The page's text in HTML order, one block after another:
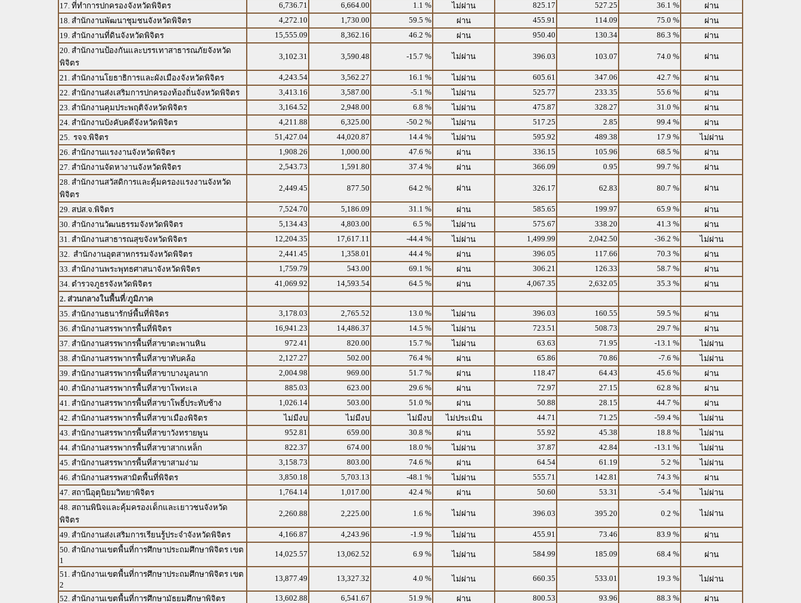
17. ที่ทำการปกครองจังหวัดพิจิตร
6,736.71 6,664.00 1.1 % ไม่ผ่าน 825.17 527.25 36.1 %
ผ่าน
18. สำนักงานพัฒนาชุมชนจังหวัดพิจิตร
4,272.10 1,730.00 59.5 % ผ่าน 455.91 114.09 75.0 %
ผ่าน
19. สำนักงานที่ดินจังหวัดพิจิตร
15,555.09 8,362.16 46.2 % ผ่าน 950.40 130.34 86.3 %
ผ่าน
20. สำนักงานป้องกันและบรรเทาสาธารณภัยจังหวัด
พิจิตร
3,102.31 3,590.48 -15.7 % ไม่ผ่าน 396.03 103.07 74.0 % ผ่าน
21. สำนักงานโยธาธิการและผังเมืองจังหวัดพิจิตร 4,243.54 3,562.27 16.1 % ไม่ผ่าน 605.61 347.06 42.7 %
ผ่าน
22. สำนักงานส่งเสริมการปกครองท้องถิ่นจังหวัดพิจิตร
3,413.16 3,587.00 -5.1 % ไม่ผ่าน 525.77 233.35 55.6 %
ผ่าน
23. สำนักงานคุมประพฤติจังหวัดพิจิตร
3,164.52 2,948.00 6.8 % ไม่ผ่าน 475.87 328.27 31.0 %
ผ่าน
24. สำนักงานบังคับคดีจังหวัดพิจิตร
4,211.88 6,325.00 -50.2 % ไม่ผ่าน 517.25 2.85 99.4 %
ผ่าน
25. รจจ.พิจิตร
51,427.04 44,020.87 14.4 % ไม่ผ่าน 595.92 489.38 17.9 %
ไม่ผ่าน
26. สำนักงานแรงงานจังหวัดพิจิตร
1,908.26 1,000.00 47.6 % ผ่าน 336.15 105.96 68.5 %
ผ่าน
27. สำนักงานจัดหางานจังหวัดพิจิตร
2,543.73 1,591.80 37.4 % ผ่าน 366.09 0.95 99.7 %
ผ่าน
28. สำนักงานสวัสดิการและคุ้มครองแรงงานจังหวัด
พิจิตร
2,449.45 877.50 64.2 % ผ่าน 326.17 62.83 80.7 % ผ่าน
29. สปส.จ.พิจิตร 7,524.70 5,186.09 31.1 % ผ่าน 585.65 199.97 65.9 %
ผ่าน
30. สำนักงานวัฒนธรรมจังหวัดพิจิตร
5,134.43 4,803.00 6.5 % ไม่ผ่าน 575.67 338.20 41.3 %
ผ่าน
31. สำนักงานสาธารณสุขจังหวัดพิจิตร
12,204.35 17,617.11 -44.4 % ไม่ผ่าน 1,499.99 2,042.50 -36.2 %
ไม่ผ่าน
32. สำนักงานอุตสาหกรรมจังหวัดพิจิตร
2,441.45 1,358.01 44.4 % ผ่าน 396.05 117.66 70.3 %
ผ่าน
33. สำนักงานพระพุทธศาสนาจังหวัดพิจิตร
1,759.79 543.00 69.1 % ผ่าน 306.21 126.33 58.7 %
ผ่าน
34. ตำรวจภูธรจังหวัดพิจิตร
41,069.92 14,593.54 64.5 % ผ่าน 4,067.35 2,632.05 35.3 %
ผ่าน
2. ส่วนกลางในพื้นที่/ภูมิภาค
35. สำนักงานธนารักษ์พื้นที่พิจิตร
3,178.03 2,765.52 13.0 % ไม่ผ่าน 396.03 160.55 59.5 %
ผ่าน
36. สำนักงานสรรพากรพื้นที่พิจิตร
16,941.23 14,486.37 14.5 % ไม่ผ่าน 723.51 508.73 29.7 %
ผ่าน
37. สำนักงานสรรพากรพื้นที่สาขาตะพานหิน
972.41 820.00 15.7 % ไม่ผ่าน 63.63 71.95 -13.1 %
ไม่ผ่าน
38. สำนักงานสรรพากรพื้นที่สาขาทับคล้อ
2,127.27 502.00 76.4 % ผ่าน 65.86 70.86 -7.6 %
ไม่ผ่าน
39. สำนักงานสรรพากรพื้นที่สาขาบางมูลนาก
2,004.98 969.00 51.7 % ผ่าน 118.47 64.43 45.6 %
ผ่าน
40. สำนักงานสรรพากรพื้นที่สาขาโพทะเล
885.03 623.00 29.6 % ผ่าน 72.97 27.15 62.8 %
ผ่าน
41. สำนักงานสรรพากรพื้นที่สาขาโพธิ์ประทับช้าง
1,026.14 503.00 51.0 % ผ่าน 50.88 28.15 44.7 %
ผ่าน
42. สำนักงานสรรพากรพื้นที่สาขาเมืองพิจิตร
ไม่มีงบ ไม่มีงบ ไม่มีงบ ไม่ประเมิน 44.71 71.25 -59.4 %
ไม่ผ่าน
43. สำนักงานสรรพากรพื้นที่สาขาวังทรายพูน
952.81 659.00 30.8 % ผ่าน 55.92 45.38 18.8 %
ไม่ผ่าน
44. สำนักงานสรรพากรพื้นที่สาขาสากเหล็ก
822.37 674.00 18.0 % ไม่ผ่าน 37.87 42.84 -13.1 %
ไม่ผ่าน
45. สำนักงานสรรพากรพื้นที่สาขาสามง่าม
3,158.73 803.00 74.6 % ผ่าน 64.54 61.19 5.2 %
ไม่ผ่าน
46. สำนักงานสรรพสามิตพื้นที่พิจิตร
3,850.18 5,703.13 -48.1 % ไม่ผ่าน 555.71 142.81 74.3 %
ผ่าน
47. สถานีอุตุนิยมวิทยาพิจิตร
1,764.14 1,017.00 42.4 % ผ่าน 50.60 53.31 -5.4 %
ไม่ผ่าน
48. สถานพินิจและคุ้มครองเด็กและเยาวชนจังหวัด
พิจิตร
2,260.88 2,225.00 1.6 % ไม่ผ่าน 396.03 395.20 0.2 % ไม่ผ่าน
49. สำนักงานส่งเสริมการเรียนรู้ประจำจังหวัดพิจิตร 4,166.87 4,243.96 -1.9 % ไม่ผ่าน 455.91 73.46 83.9 %
ผ่าน
50. สำนักงานเขตพื้นที่การศึกษาประถมศึกษาพิจิตร เขต
1
14,025.57 13,062.52 6.9 % ไม่ผ่าน 584.99 185.09 68.4 % ผ่าน
51. สำนักงานเขตพื้นที่การศึกษาประถมศึกษาพิจิตร เขต
2
13,877.49 13,327.32 4.0 % ไม่ผ่าน 660.35 533.01 19.3 % ไม่ผ่าน
52. สำนักงานเขตพื้นที่การศึกษามัธยมศึกษาพิจิตร 13,602.88 6,541.67 51.9 % ผ่าน 800.53 93.96 88.3 % ผ่าน